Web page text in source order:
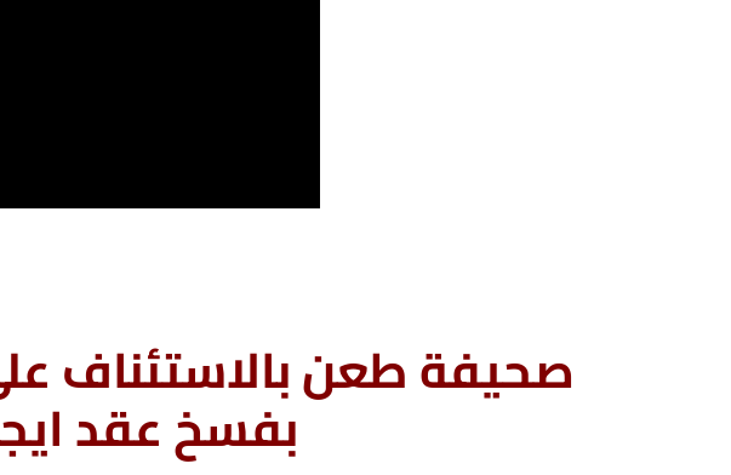
صحيفة طعن بالاستئناف
بفسخ عقد